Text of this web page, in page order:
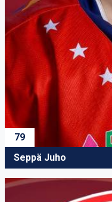
79
Seppä Juho